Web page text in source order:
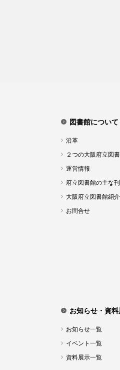
図書館について
沿革
２つの大阪府立図
運営情報
府立図書館の主な
大阪府立図書館紹
お問合せ
お知らせ・資
お知らせ一覧
イベント一覧
資料展示一覧